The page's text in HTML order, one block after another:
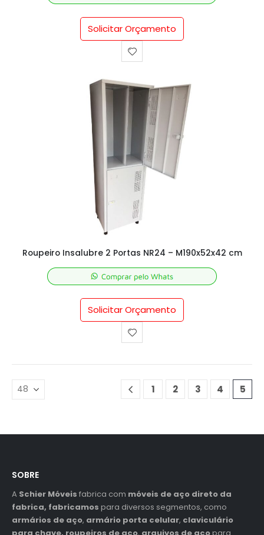
Solicitar Orçamento
Roupeiro Insalubre 2 Portas NR24 – M190x52x42 cm
Solicitar Orçamento
1 2 3 4 5
SOBRE
A Schier Móveis fabrica com móveis de aço direto da
fabrica, fabricamos para diversos segmentos, como
armários de aço, armário porta celular, claviculário